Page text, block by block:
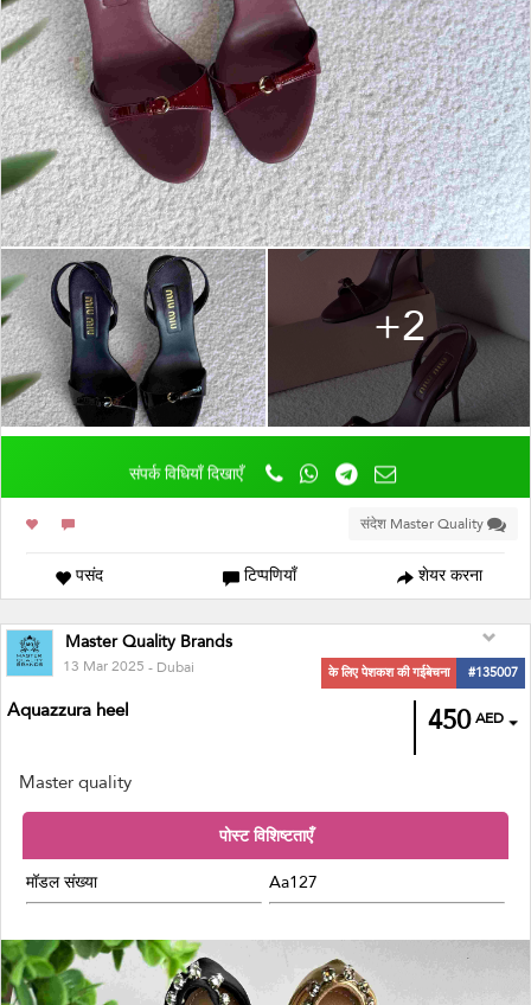
+2
संपर्क विधियाँ दिखाएँ
संदेश Master Quality
पसंद टिप्पणियाँ शेयर करना
Master Quality Brands
13 Mar 2025- Dubai के लिए पेशकश की गईबेचना #135007
450AED
Aquazzura heel
Master quality
पोस्ट विशिष्टताएँ
मॉडल संख्या
Aa127